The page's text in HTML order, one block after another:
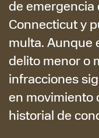
de emergencia
Connecticut y
multa. Aunque
delito menor o
infracciones
en movimiento
historial de